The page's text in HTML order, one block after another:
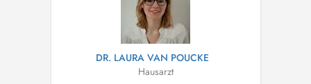
DR. LAURA VAN POUCKE
Hausarzt